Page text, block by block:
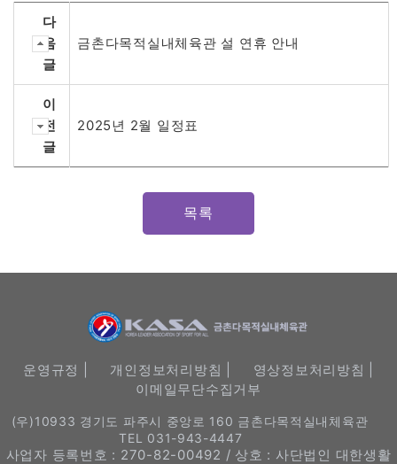
다
음
글
금촌다목적실내체육관 설 연휴 안내
이
전
글
2025년 2월 일정표
목록
운영규정 | 개인정보처리방침 |
영상정보처리방침 |
이메일무단수집거부
(우)10933 경기도 파주시 중앙로 160 금촌다목적실내체육관
TEL 031-943-4447
사업자 등록번호 : 270-82-00492 / 상호 : 사단법인 대한생활